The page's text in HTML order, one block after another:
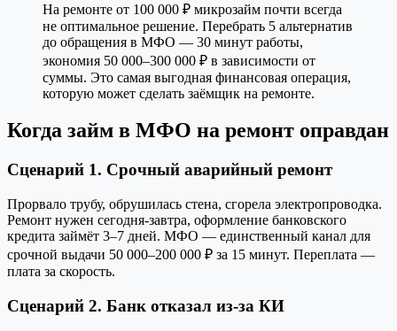
На ремонте от 100 000 ₽ микрозайм почти всегда
не оптимальное решение. Перебрать 5 альтернатив
до обращения в МФО — 30 минут работы,
экономия 50 000–300 000 ₽ в зависимости от
суммы. Это самая выгодная финансовая операция,
которую может сделать заёмщик на ремонте.
Когда займ в МФО на ремонт оправдан
Сценарий 1. Срочный аварийный ремонт
Прорвало трубу, обрушилась стена, сгорела электропроводка.
Ремонт нужен сегодня-завтра, оформление банковского
кредита займёт 3–7 дней. МФО — единственный канал для
срочной выдачи 50 000–200 000 ₽ за 15 минут. Переплата —
плата за скорость.
Сценарий 2. Банк отказал из-за КИ